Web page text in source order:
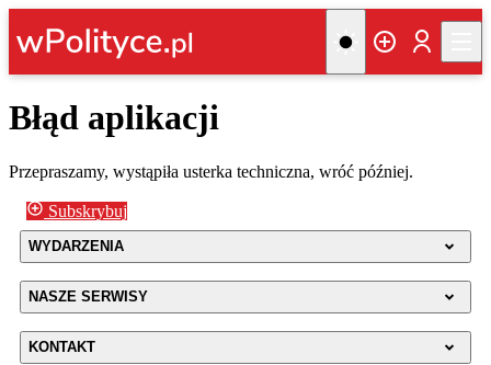
Błąd aplikacji
Przepraszamy, wystąpiła usterka techniczna, wróć później.
Subskrybuj
WYDARZENIA
NASZE SERWISY
KONTAKT